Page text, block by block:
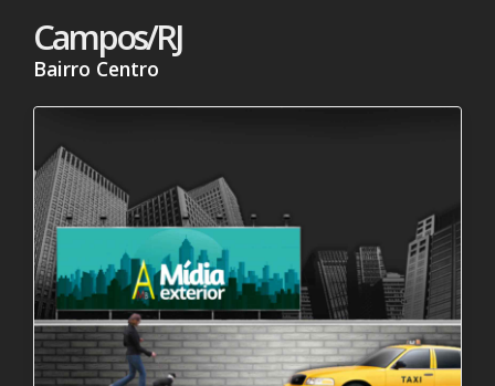
CONTATO
Campos/RJ
Bairro Centro